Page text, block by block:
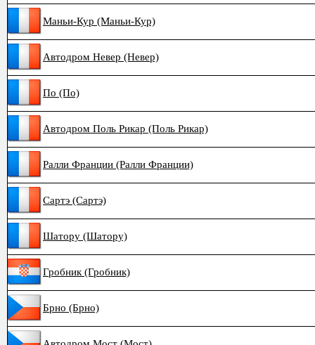
Маньи-Кур (Маньи-Кур)
Автодром Невер (Невер)
По (По)
Автодром Поль Рикар (Поль Рикар)
Ралли Франции (Ралли Франции)
Сартэ (Сартэ)
Шатору (Шатору)
Гробник (Гробник)
Брно (Брно)